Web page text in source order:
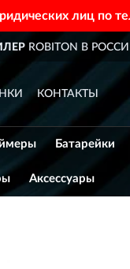
лиц по
ROBITON В
КОНТАКТЫ
Батарейки
Аксессуары